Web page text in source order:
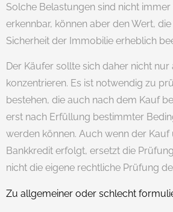
Solche Belastungen sind nicht
erkennbar, können aber den Wert,
Sicherheit der Immobilie erheblich
Der Käufer sollte sich daher nicht
konzentrieren. Es ist notwendig zu
bestehen, die auch nach dem Kauf
erst nach Erfüllung bestimmter
werden können. Auch wenn der Kauf
Bankkredit erfolgt, ersetzt die
nicht die eigene rechtliche Prüfung
Zu allgemeiner oder schlecht